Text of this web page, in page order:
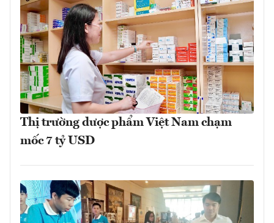
Thị trường dược phẩm Việt Nam chạm
mốc 7 tỷ USD